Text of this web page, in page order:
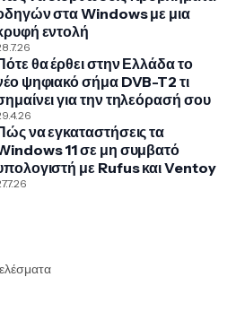
στα Windows με μια
εντολή
θα έρθει στην Ελλάδα το
ψηφιακό σήμα DVB-T2 τι
για την τηλεόρασή σου
να εγκαταστήσεις τα
11 σε μη συμβατό
με Rufus και Ventoy